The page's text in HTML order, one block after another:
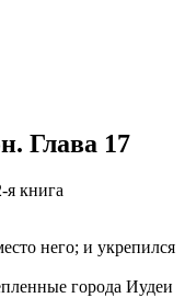
Глава 17
я книга
него; и укрепился
города Иудеи